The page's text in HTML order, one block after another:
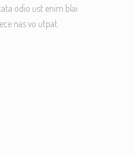
odio ust enim blai
nas vo utpat.